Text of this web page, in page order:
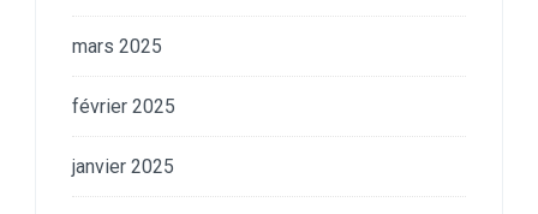
mars 2025
février 2025
janvier 2025